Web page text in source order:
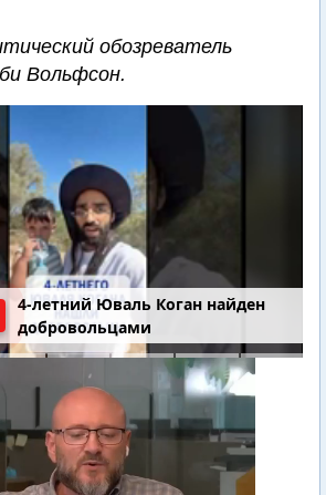
обозреватель
Вольфсон.
Последний шанс Ирана. Теракт в
Самарии // Новости Израиля.
Шарп. Финкель. Дубнов